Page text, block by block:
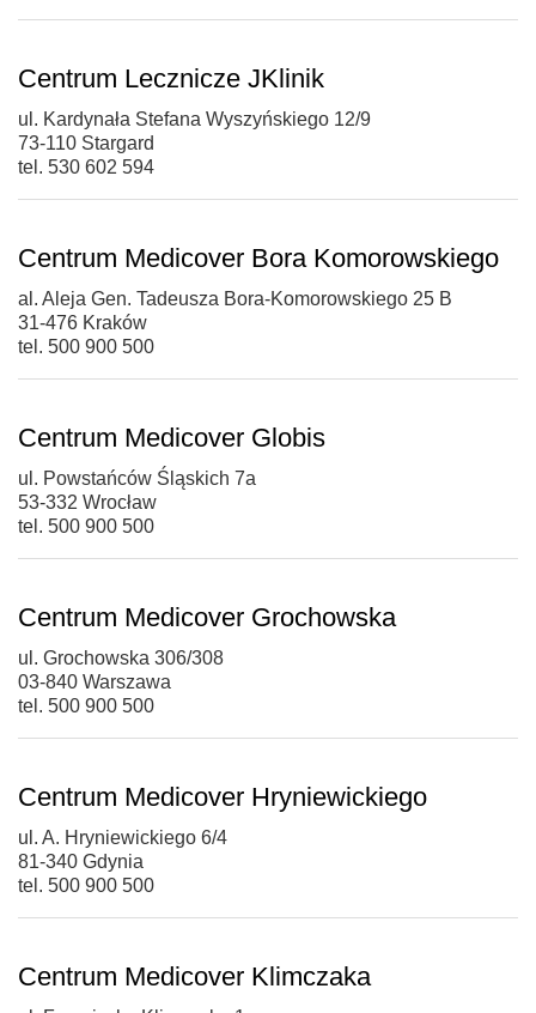
Centrum Lecznicze JKlinik
ul. Kardynała Stefana Wyszyńskiego 12/9
73-110 Stargard
tel. 530 602 594
Centrum Medicover Bora Komorowskiego
al. Aleja Gen. Tadeusza Bora-Komorowskiego 25 B
31-476 Kraków
tel. 500 900 500
Centrum Medicover Globis
ul. Powstańców Śląskich 7a
53-332 Wrocław
tel. 500 900 500
Centrum Medicover Grochowska
ul. Grochowska 306/308
03-840 Warszawa
tel. 500 900 500
Centrum Medicover Hryniewickiego
ul. A. Hryniewickiego 6/4
81-340 Gdynia
tel. 500 900 500
Centrum Medicover Klimczaka